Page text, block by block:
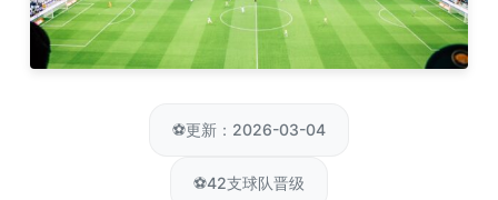
⚽更新：2026-03-04
⚽42支球队晋级